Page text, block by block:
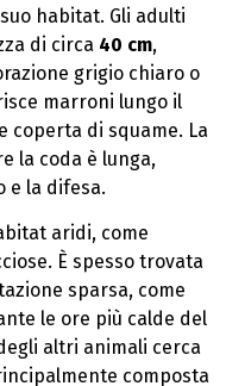
habitat. Gli adulti
di circa 40 cm,
grigio chiaro o
marroni lungo il
coperta di squame. La
la coda è lunga,
e la difesa.
aridi, come
È spesso trovata
sparsa, come
le ore più calde del
altri animali cerca
composta